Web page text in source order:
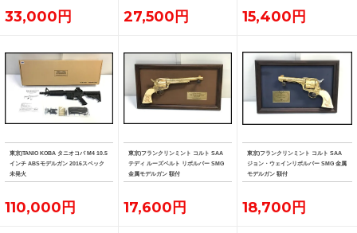
33,000円 27,500円 15,400円
東京)TANIO KOBA タニオコバ M4 10.5
インチ ABSモデルガン 2016スペック
未発火
110,000円
東京)フランクリンミント コルト SAA
テディ ルーズベルト リボルバー SMG
金属モデルガン 額付
17,600円
東京)フランクリンミント コルト SAA
ジョン・ウェインリボルバー SMG 金属
モデルガン 額付
18,700円